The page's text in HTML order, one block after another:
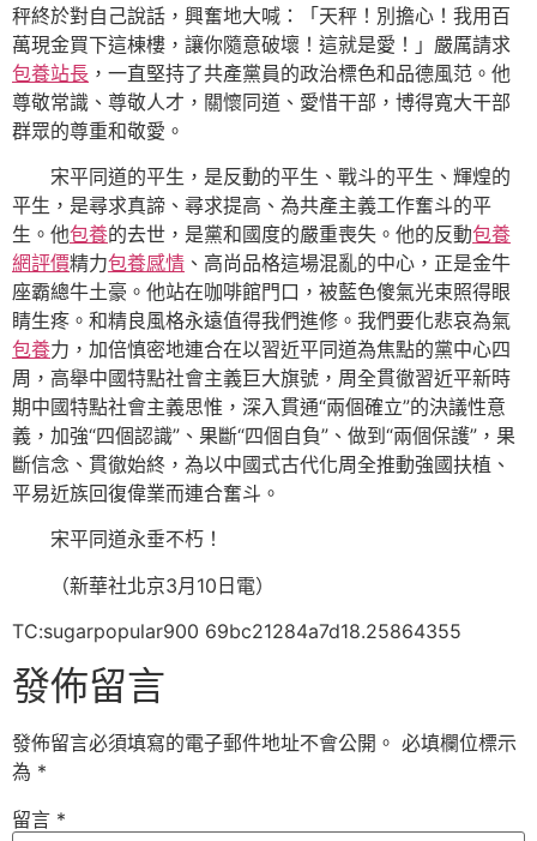
秤終於對自己說話，興奮地大喊：「天秤！別擔心！我用百
萬現金買下這棟樓，讓你隨意破壞！這就是愛！」嚴厲請求
包養站長 ，一直堅持了共產黨員的政治標色和品德風范。他
尊敬常識、尊敬人才，關懷同道、愛惜干部，博得寬大干部
群眾的尊重和敬愛。
宋平同道的平生，是反動的平生、戰斗的平生、輝煌的
平生，是尋求真諦、尋求提高、為共產主義工作奮斗的平
生。他包養的去世，是黨和國度的嚴重喪失。他的反動包養
網評價精力包養感情 、高尚品格這場混亂的中心，正是金牛
座霸總牛土豪。他站在咖啡館門口，被藍色傻氣光束照得眼
睛生疼。和精良風格永遠值得我們進修。我們要化悲哀為氣
包養力，加倍慎密地連合在以習近平同道為焦點的黨中心四
周，高舉中國特點社會主義巨大旗號，周全貫徹習近平新時
期中國特點社會主義思惟，深入貫通“兩個確立”的決議性意
義，加強“四個認識”、果斷“四個自負”、做到“兩個保護”，果
斷信念、貫徹始終，為以中國式古代化周全推動強國扶植、
平易近族回復偉業而連合奮斗。
宋平同道永垂不朽！
（新華社北京3月10日電）
TC:sugarpopular900 69bc21284a7d18.25864355
發佈留言
發佈留言必須填寫的電子郵件地址不會公開。 必填欄位標示
為 *
留言 *